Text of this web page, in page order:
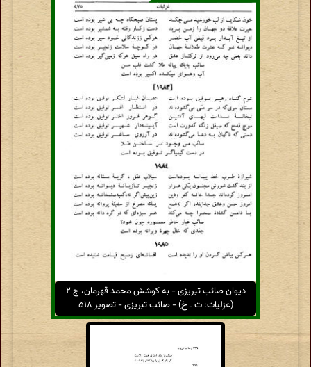
دیوان صائب تبریزی - به کوشش محمد قهرمان، ج ۲
(غزلیات: ت ـ خ) - صائب تبریزی - تصویر ۵۱۸